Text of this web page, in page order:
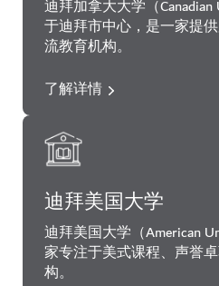
迪拜加拿大大学（
于迪拜市中心，是一家提
流教育机构。
了解详情
迪拜美国大学
迪拜美国大学（American
家专注于美式课程、声誉
构。